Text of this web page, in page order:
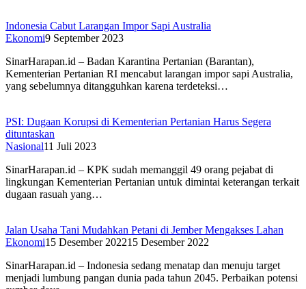
Indonesia Cabut Larangan Impor Sapi Australia
Ekonomi9 September 2023
SinarHarapan.id – Badan Karantina Pertanian (Barantan),
Kementerian Pertanian RI mencabut larangan impor sapi Australia,
yang sebelumnya ditangguhkan karena terdeteksi…
PSI: Dugaan Korupsi di Kementerian Pertanian Harus Segera
dituntaskan
Nasional11 Juli 2023
SinarHarapan.id – KPK sudah memanggil 49 orang pejabat di
lingkungan Kementerian Pertanian untuk dimintai keterangan terkait
dugaan rasuah yang…
Jalan Usaha Tani Mudahkan Petani di Jember Mengakses Lahan
Ekonomi15 Desember 202215 Desember 2022
SinarHarapan.id – Indonesia sedang menatap dan menuju target
menjadi lumbung pangan dunia pada tahun 2045. Perbaikan potensi